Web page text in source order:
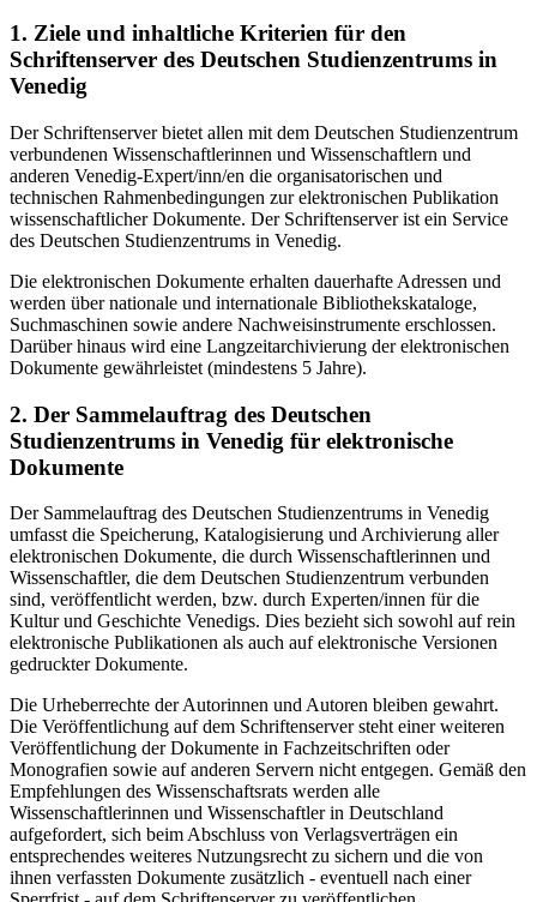
1. Ziele und inhaltliche Kriterien für den
Schriftenserver des Deutschen Studienzentrums in
Venedig
Der Schriftenserver bietet allen mit dem Deutschen Studienzentrum
verbundenen Wissenschaftlerinnen und Wissenschaftlern und
anderen Venedig-Expert/inn/en die organisatorischen und
technischen Rahmenbedingungen zur elektronischen Publikation
wissenschaftlicher Dokumente. Der Schriftenserver ist ein Service
des Deutschen Studienzentrums in Venedig.
Die elektronischen Dokumente erhalten dauerhafte Adressen und
werden über nationale und internationale Bibliothekskataloge,
Suchmaschinen sowie andere Nachweisinstrumente erschlossen.
Darüber hinaus wird eine Langzeitarchivierung der elektronischen
Dokumente gewährleistet (mindestens 5 Jahre).
2. Der Sammelauftrag des Deutschen
Studienzentrums in Venedig für elektronische
Dokumente
Der Sammelauftrag des Deutschen Studienzentrums in Venedig
umfasst die Speicherung, Katalogisierung und Archivierung aller
elektronischen Dokumente, die durch Wissenschaftlerinnen und
Wissenschaftler, die dem Deutschen Studienzentrum verbunden
sind, veröffentlicht werden, bzw. durch Experten/innen für die
Kultur und Geschichte Venedigs. Dies bezieht sich sowohl auf rein
elektronische Publikationen als auch auf elektronische Versionen
gedruckter Dokumente.
Die Urheberrechte der Autorinnen und Autoren bleiben gewahrt.
Die Veröffentlichung auf dem Schriftenserver steht einer weiteren
Veröffentlichung der Dokumente in Fachzeitschriften oder
Monografien sowie auf anderen Servern nicht entgegen. Gemäß den
Empfehlungen des Wissenschaftsrats werden alle
Wissenschaftlerinnen und Wissenschaftler in Deutschland
aufgefordert, sich beim Abschluss von Verlagsverträgen ein
entsprechendes weiteres Nutzungsrecht zu sichern und die von
ihnen verfassten Dokumente zusätzlich - eventuell nach einer